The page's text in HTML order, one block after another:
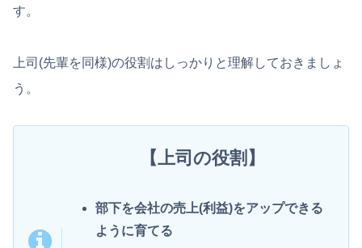
す。
上司(先輩を同様)の役割はしっかりと理解しておきましょ
う。
【上司の役割 】
部下を会社の売上(利益)をアップできる
ように育てる